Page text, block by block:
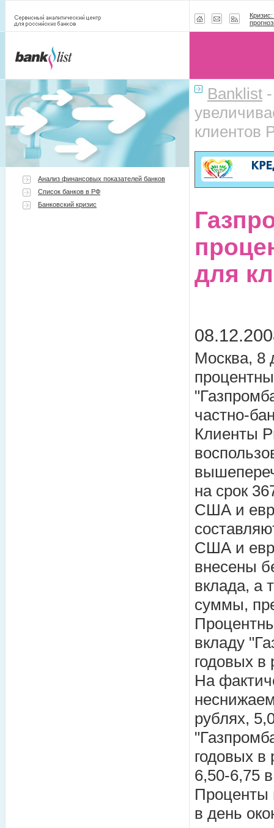
Анализ финансовых показателей банков
Список банков в РФ
Банковский кризис
Banklist
клиентов
для
Москва, 8
частно-
Клиенты
на срок
США и
США и
внесены
вклада, а
суммы,
вкладу
годовых
На
рублях,
годовых
6,50-6,75
Проценты
в день